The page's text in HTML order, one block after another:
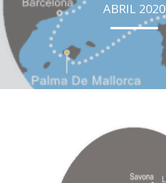
ABRIL 2020